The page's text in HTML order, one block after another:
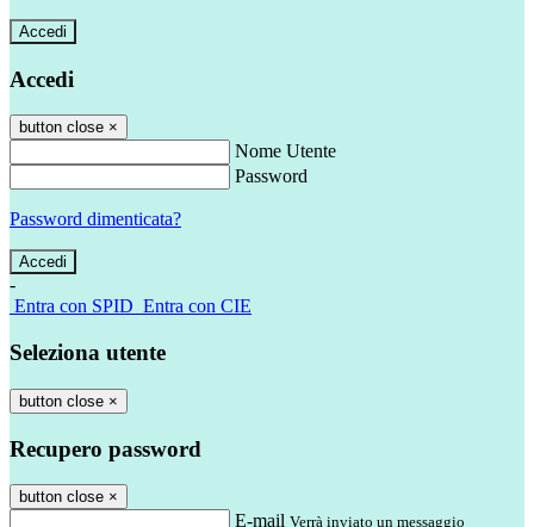
Accedi
Accedi
button close ×
Nome Utente
Password
Password dimenticata?
-
Entra con SPID Entra con CIE
Seleziona utente
button close ×
Recupero password
button close ×
E-mail Verrà inviato un messaggio